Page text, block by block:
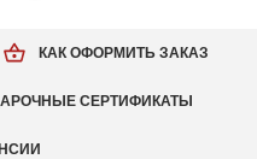
КАК ОФОРМИТЬ ЗАКАЗ
СЕРТИФИКАТЫ